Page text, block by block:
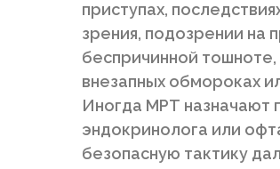
приступах,
зрения, подозрении на
беспричинной
внезапных обмороках
Иногда МРТ назначают
эндокринолога или
безопасную тактику